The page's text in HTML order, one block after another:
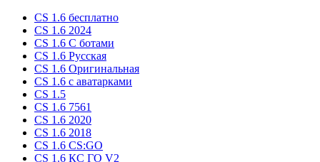
CS 1.6 бесплатно
CS 1.6 2024
CS 1.6 С ботами
CS 1.6 Русская
CS 1.6 Оригинальная
CS 1.6 c аватарками
CS 1.5
CS 1.6 7561
CS 1.6 2020
CS 1.6 2018
CS 1.6 CS:GO
CS 1.6 КС ГО V2